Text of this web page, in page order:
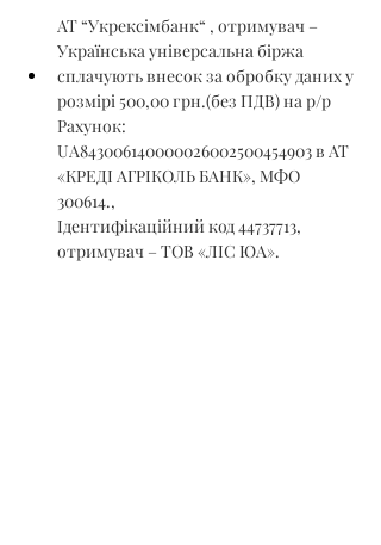
АТ “Укрексімбанк“ , отримувач –
Українська універсальна біржа
сплачують внесок за обробку даних у
розмірі 500,00 грн.(без ПДВ) на р/р
Рахунок:
UA843006140000026002500454903 в АТ
«КРЕДІ АГРІКОЛЬ БАНК», МФО
300614.,
Ідентифікаційний код 44737713,
отримувач – ТОВ «ЛІС ЮА».